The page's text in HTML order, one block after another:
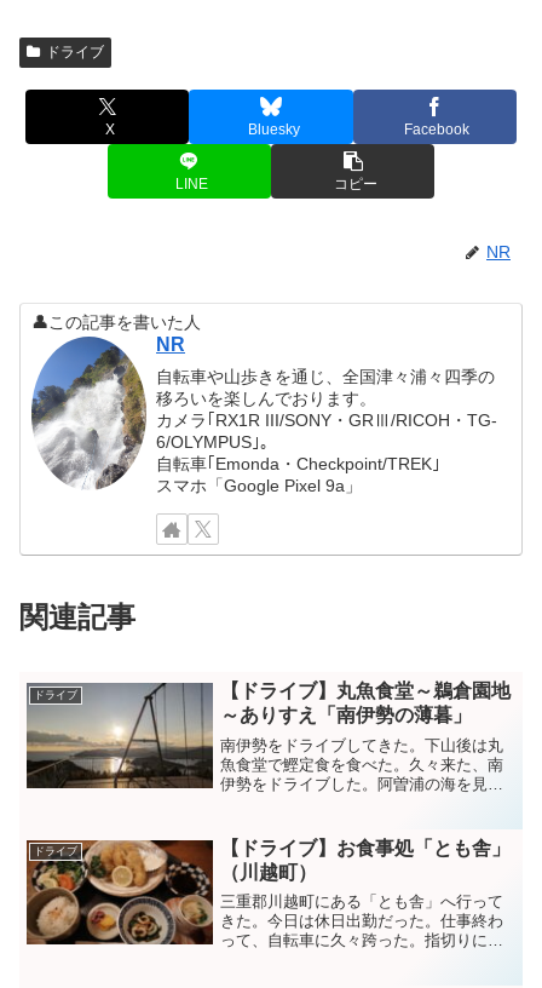
ドライブ
X Bluesky Facebook
LINE コピー
NR
👤この記事を書いた人
NR
自転車や山歩きを通じ、全国津々浦々四季の
移ろいを楽しんでおります。
カメラ｢RX1R III/SONY・GRⅢ/RICOH・TG-
6/OLYMPUS｣。
自転車｢Emonda・Checkpoint/TREK｣
スマホ「Google Pixel 9a」
関連記事
ドライブ
【ドライブ】丸魚食堂～鵜倉園地
～ありすえ「南伊勢の薄暮」
南伊勢をドライブしてきた。下山後は丸
魚食堂で鰹定食を食べた。久々来た、南
伊勢をドライブした。阿曽浦の海を見た
暖かいし、冬の晴天率高いし、海近い
し、海綺麗だし、人少ないし...
ドライブ
【ドライブ】お食事処「とも舎」
（川越町）
三重郡川越町にある「とも舎」へ行って
きた。今日は休日出勤だった。仕事終わ
って、自転車に久々跨った。指切りにし